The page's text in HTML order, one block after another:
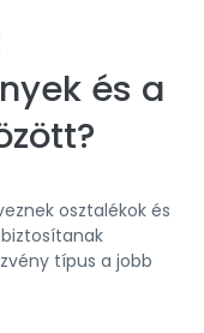
és a
osztalékok és
típus a jobb